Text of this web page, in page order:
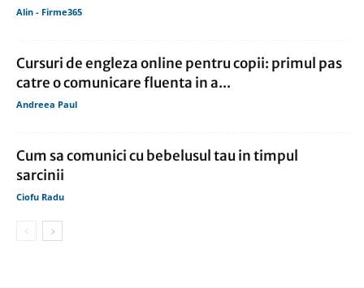
Alin - Firme365
Cursuri de engleza online pentru copii: primul pas
catre o comunicare fluenta in a...
Andreea Paul
Cum sa comunici cu bebelusul tau in timpul
sarcinii
Ciofu Radu